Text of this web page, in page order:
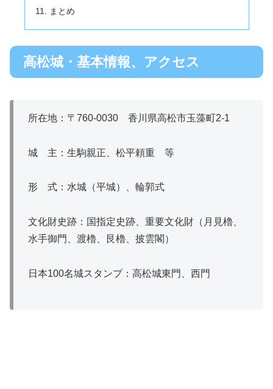
まとめ
高松城・基本情報、アクセス
所在地：〒760‐0030 香川県高松市玉藻町2‐1
城 主：生駒親正、松平頼重 等
形 式：水城（平城）、輪郭式
文化財史跡：国指定史跡、重要文化財（月見櫓、
水手御門、渡櫓、艮櫓、披雲閣）
日本100名城スタンプ：高松城東門、西門